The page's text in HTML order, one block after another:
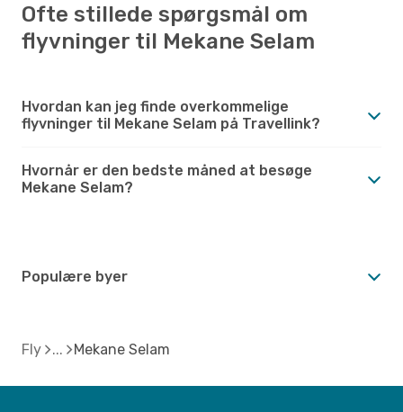
Ofte stillede spørgsmål om
flyvninger til Mekane Selam
Hvordan kan jeg finde overkommelige
flyvninger til Mekane Selam på Travellink?
Hvornår er den bedste måned at besøge
Mekane Selam?
Populære byer
Fly Mekane Selam